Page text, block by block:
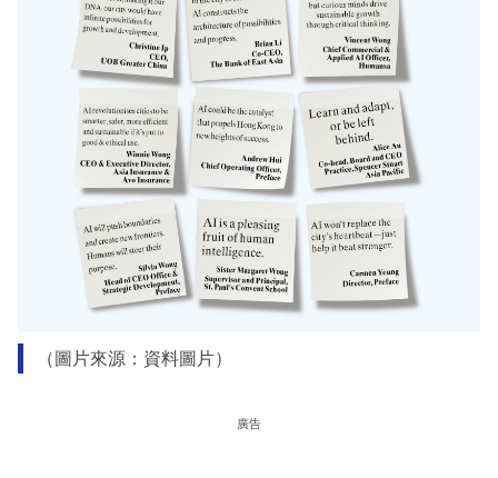
（圖片來源：資料圖片）
廣告